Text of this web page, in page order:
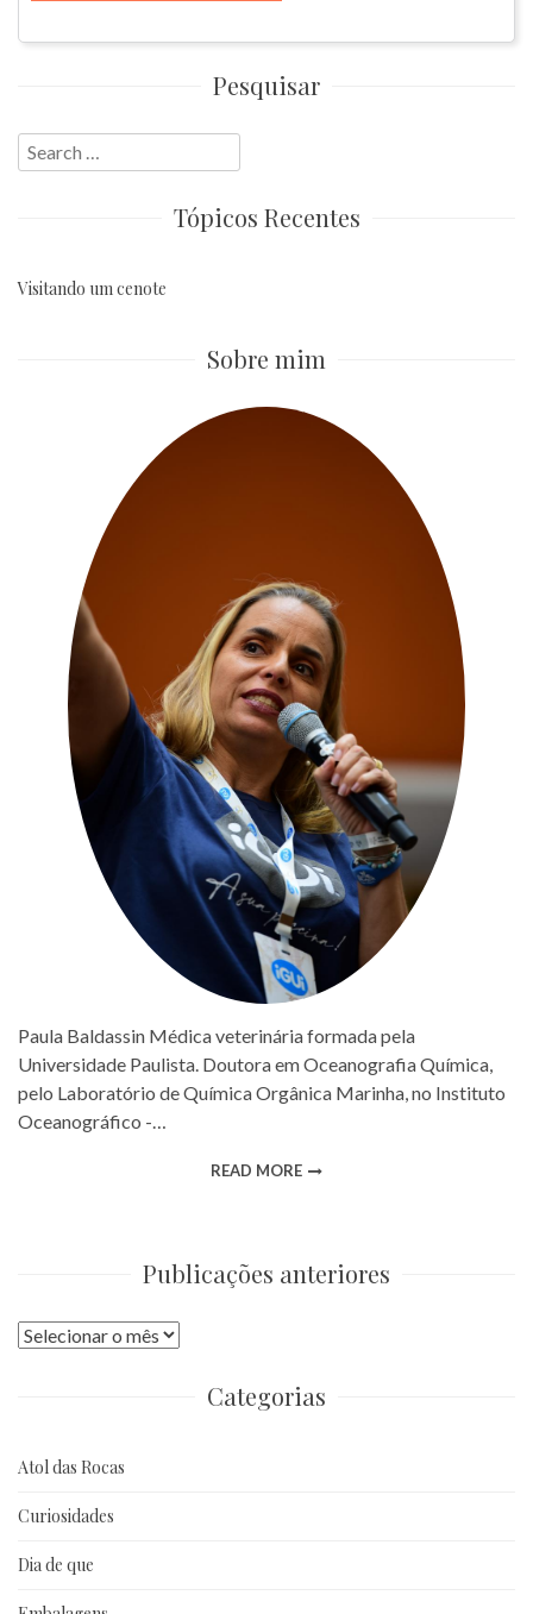
Pesquisar
Search
for:
Tópicos Recentes
Visitando um cenote
Sobre mim
Paula Baldassin Médica veterinária formada pela
Universidade Paulista. Doutora em Oceanografia Química,
pelo Laboratório de Química Orgânica Marinha, no Instituto
Oceanográfico -…
READ MORE
Publicações anteriores
Publicações
Categorias
Atol das Rocas
Curiosidades
Dia de que